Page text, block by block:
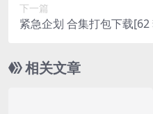
下一篇
紧急企划 合集打包下载
相关文章